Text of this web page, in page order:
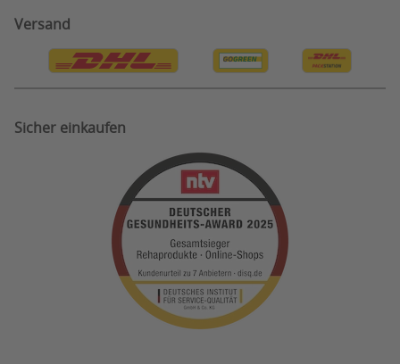
Privatsphäre Einstellungen
Bestellung Widerruf
Versand
Sicher einkaufen